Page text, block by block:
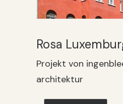
Rosa
Projekt von
architektur